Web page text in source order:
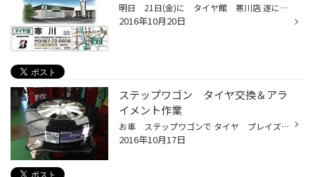
明日 21日(金)に タイヤ館 寒川店 遂にオープン致します。 新しく、綺麗なお店に是非１度遊びにいらして下さい。 皆様のご来店をスタッフ一同お待ち致しております！
2016年10月20日
ステップワゴン タイヤ交換＆アラ
イメント作業
お車 ステップワゴンで タイヤ プレイズPX-RV 205/60R16 ビシッとタイヤお取り付けさせていただいた後 あわせてアライメント作業もさせていただきました。 新しく装着したタイヤの履き心地はいかがでしょうか？ また100Km点検のご来店お待ち致しております。 誠にありがとうございました！
2016年10月17日